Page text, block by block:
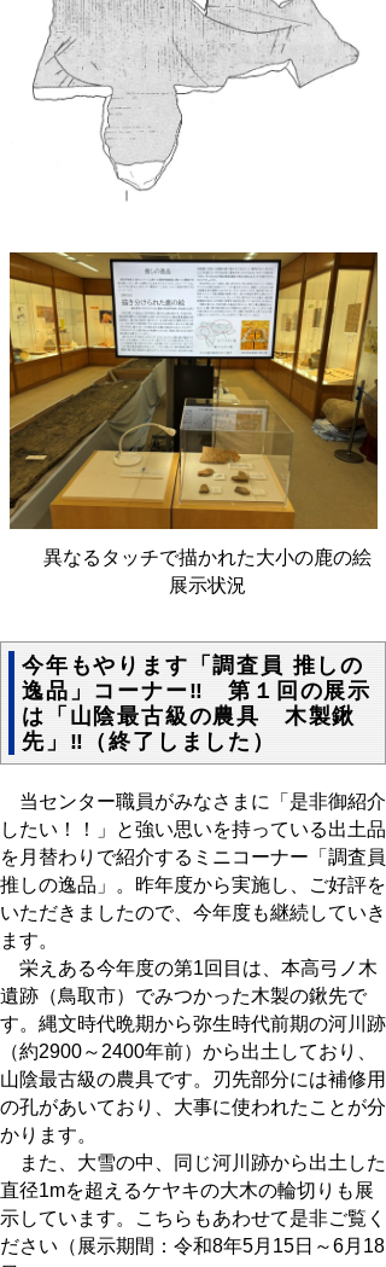
異なるタッチで描かれた大小の鹿の絵
展示状況
今年もやります「調査員 推しの
逸品」コーナー‼ 第１回の展示
は「山陰最古級の農具 木製鍬
先」‼（終了しました）
当センター職員がみなさまに「是非御紹介
したい！！」と強い思いを持っている出土品
を月替わりで紹介するミニコーナー「調査員
推しの逸品」。昨年度から実施し、ご好評を
いただきましたので、今年度も継続していき
ます。
栄えある今年度の第1回目は、本高弓ノ木
遺跡（鳥取市）でみつかった木製の鍬先で
す。縄文時代晩期から弥生時代前期の河川跡
（約2900～2400年前）から出土しており、
山陰最古級の農具です。刃先部分には補修用
の孔があいており、大事に使われたことが分
かります。
また、大雪の中、同じ河川跡から出土した
直径1mを超えるケヤキの大木の輪切りも展
示しています。こちらもあわせて是非ご覧く
ださい（展示期間：令和8年5月15日～6月18